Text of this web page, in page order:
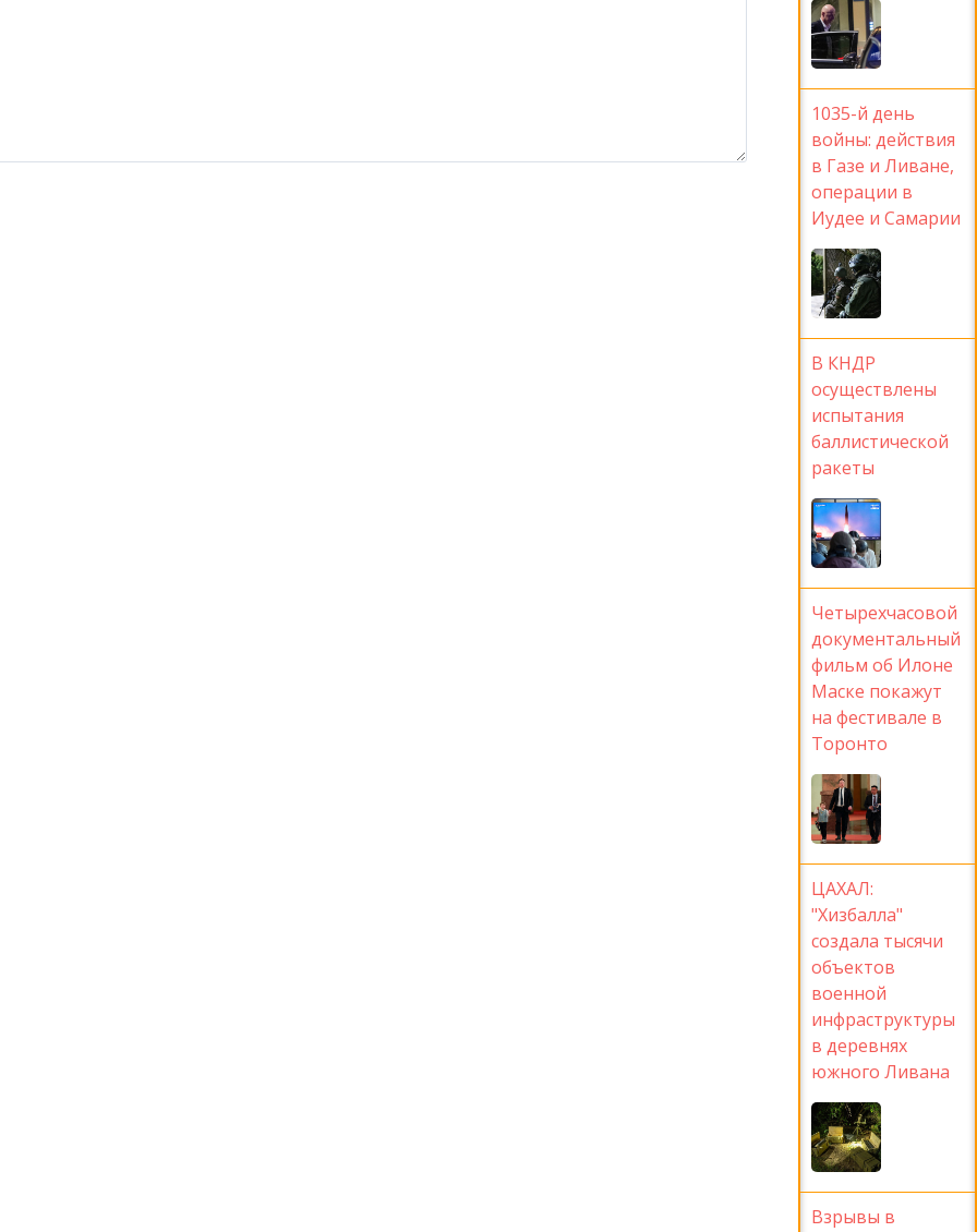
1035-й день
войны: действия
в Газе и Ливане,
операции в
Иудее и Самарии
В КНДР
осуществлены
испытания
баллистической
ракеты
Четырехчасовой
документальный
фильм об Илоне
Маске покажут
на фестивале в
Торонто
ЦАХАЛ:
"Хизбалла"
создала тысячи
объектов
военной
инфраструктуры
в деревнях
южного Ливана
Взрывы в